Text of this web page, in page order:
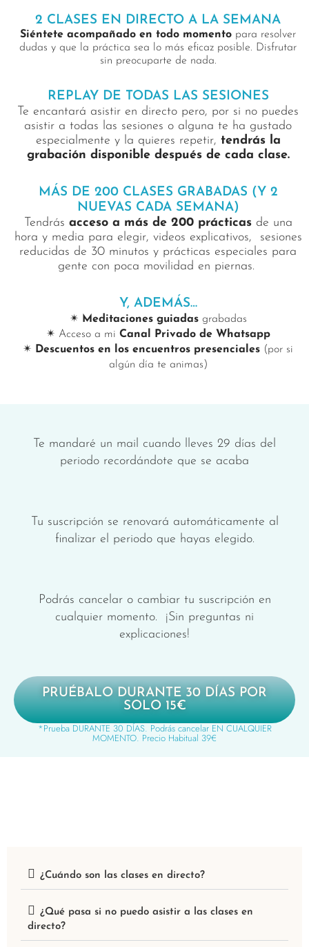
2 CLASES EN DIRECTO A LA SEMANA
Siéntete acompañado en todo momento para resolver
dudas y que la práctica sea lo más eficaz posible. Disfrutar
sin preocuparte de nada.
REPLAY DE TODAS LAS SESIONES
Te encantará asistir en directo pero, por si no puedes
asistir a todas las sesiones o alguna te ha gustado
especialmente y la quieres repetir, tendrás la
grabación disponible después de cada clase.
MÁS DE 200 CLASES GRABADAS (Y 2
NUEVAS CADA SEMANA)
Tendrás acceso a más de 200 prácticas de una
hora y media para elegir, videos explicativos, sesiones
reducidas de 30 minutos y prácticas especiales para
gente con poca movilidad en piernas.
Y, ADEMÁS…
✴︎ Meditaciones guiadasgrabadas
✴︎ Acceso a mi Canal Privado de Whatsapp
✴︎ Descuentos en los encuentros presenciales (por si
algún día te animas)
Te mandaré un mail cuando lleves 29 días del
periodo recordándote que se acaba
Tu suscripción se renovará automáticamente al
finalizar el periodo que hayas elegido.
Podrás cancelar o cambiar tu suscripción en
cualquier momento. ¡Sin preguntas ni
explicaciones!
PRUÉBALO DURANTE 30 DÍAS POR
SOLO 15€
*Prueba DURANTE 30 DÍAS. Podrás cancelar EN CUALQUIER
MOMENTO. Precio Habitual 39€
¿Cuándo son las clases en directo?
¿Qué pasa si no puedo asistir a las clases en
directo?